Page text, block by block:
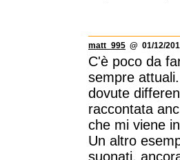
matt_995 @ 01/12/
C'è poco da
sempre
dovute
raccontata
che mi viene
Un altro
suonati,